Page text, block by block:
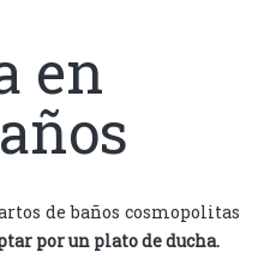
en
de baños cosmopolitas
por un plato de ducha.